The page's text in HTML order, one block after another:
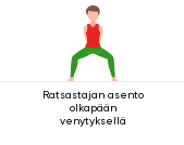
Ratsastajan asento
olkapään
venytyksellä